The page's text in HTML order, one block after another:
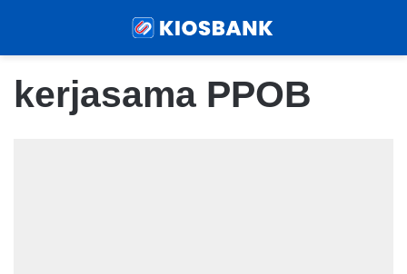
kerjasama PPOB